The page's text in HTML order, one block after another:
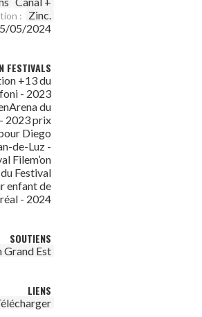
:
Zinc.
05/2024
FESTIVALS
+13 du
- 2023
du
2023 prix
Diego
de-Luz -
Filem’on
Festival
enfant de
- 2024
SOUTIENS
Grand Est
LIENS